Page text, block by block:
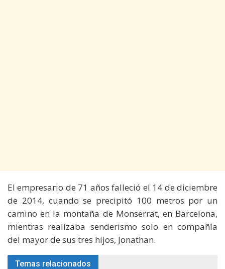
El empresario de 71 años falleció el 14 de diciembre
de 2014, cuando se precipitó 100 metros por un
camino en la montaña de Monserrat, en Barcelona,
mientras realizaba senderismo solo en compañía
del mayor de sus tres hijos, Jonathan.
Temas relacionados